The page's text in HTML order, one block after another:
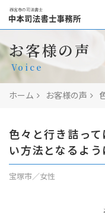
西宮市の司法書士
業務一覧
相続相談
無料相談
費用
司法書士の紹介
アクセス
お客様の声
Voice
ホーム お客様の声
色々と行き詰っ
い方法となるよう
宝塚市／女性